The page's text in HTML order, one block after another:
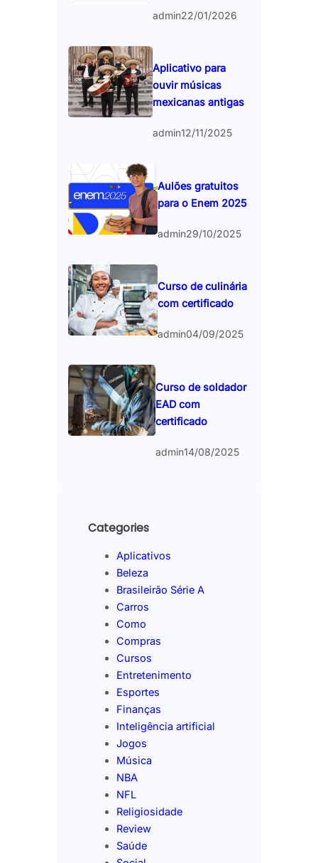
admin22/01/2026
Aplicativo para
ouvir músicas
mexicanas antigas
admin12/11/2025
Aulões gratuitos
para o Enem 2025
admin29/10/2025
Curso de culinária
com certificado
admin04/09/2025
Curso de soldador
EAD com
certificado
admin14/08/2025
Categories
Aplicativos
Beleza
Brasileirão Série A
Carros
Como
Compras
Cursos
Entretenimento
Esportes
Finanças
Inteligência artificial
Jogos
Música
NBA
NFL
Religiosidade
Review
Saúde